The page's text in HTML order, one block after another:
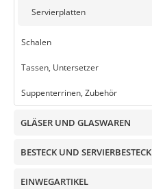
Servierplatten
Schalen
Tassen, Untersetzer
Suppenterrinen, Zubehör
GLÄSER UND GLASWAREN
BESTECK UND SERVIERBESTECK
EINWEGARTIKEL